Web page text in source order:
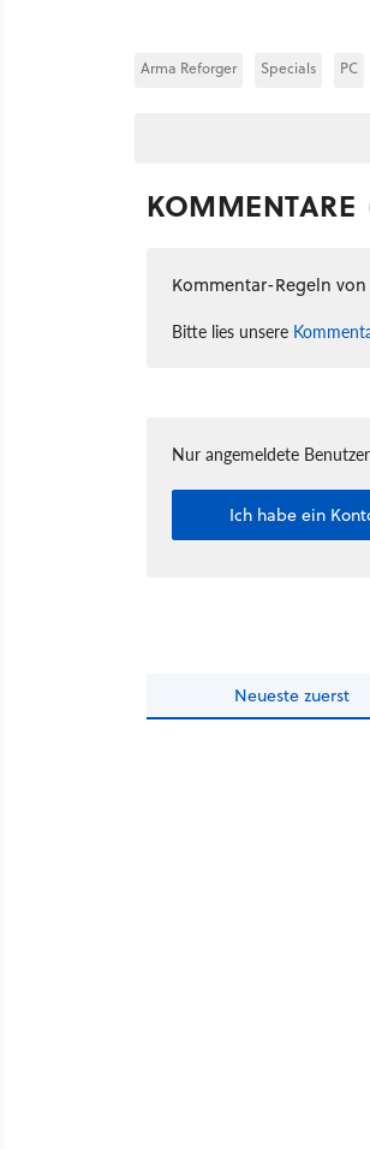
Arma Reforger Specials PC
KOMMENTARE
Kommentar-Regeln
Bitte lies unsere
Nur angemeldete
Ich habe ein
Neueste zuerst